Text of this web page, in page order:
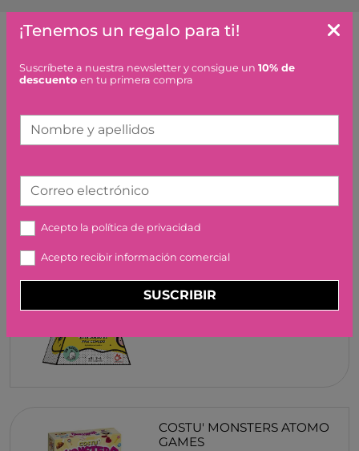
Artículos similares o que combinan
P DE PIZZA MERCURIO
15,95 €
COSTU' MONSTERS ATOMO
GAMES
¡Tenemos un regalo para ti!
Suscríbete a nuestra newsletter y consigue un 10% de
descuento en tu primera compra
Nombre y apellidos
Correo electrónico
Acepto la política de privacidad
Acepto recibir información comercial
SUSCRIBIR